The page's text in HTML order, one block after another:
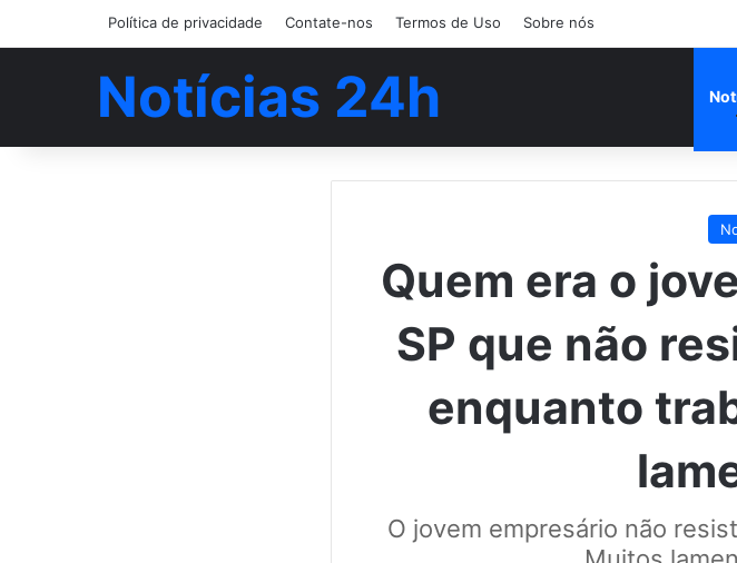
Política de privacidade Contate-nos Termos de Uso Sobre nós
Notícias 24h
Quem era o
SP que não
enquanto
O jovem empresário não